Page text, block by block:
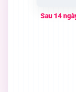
Sau 14